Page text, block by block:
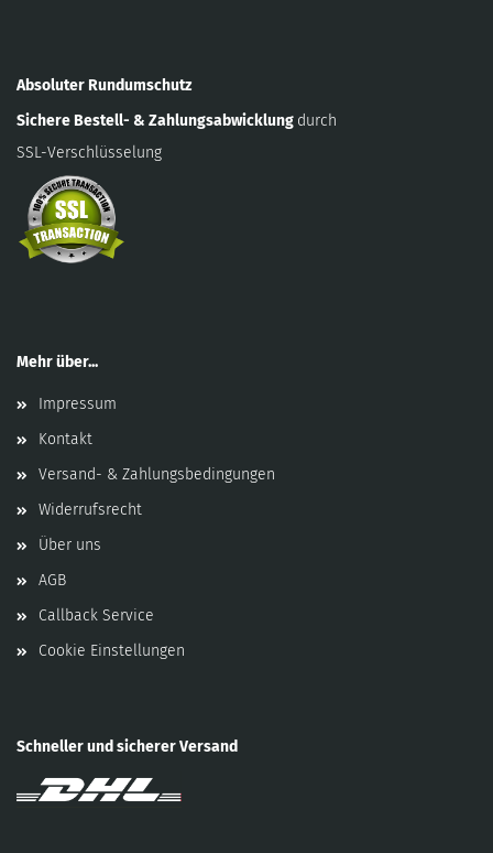
Absoluter Rundumschutz
Sichere Bestell- & Zahlungsabwicklung durch
SSL-Verschlüsselung
Mehr über...
Impressum
Kontakt
Versand- & Zahlungsbedingungen
Widerrufsrecht
Über uns
AGB
Callback Service
Cookie Einstellungen
Schneller und sicherer Versand